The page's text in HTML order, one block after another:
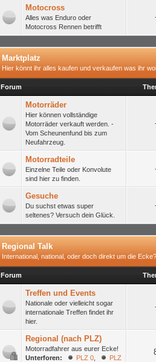
Motocross
Alles was Enduro oder
Motocross Rennen betrifft
Marktplatz
Hier könnt ihr alles kaufen und verkaufen was ihr
Forum
Motorräder
Hier können vollständige
Motorräder verkauft werden. -
Vom Scheunenfund bis zum
Neufahrzeug.
Motorradteile
Einzelne Teile oder Konvolute
sind hier zu finden.
Gesuche
Du suchst etwas super
seltenes? Versuch dein Glück.
Regional Talk
International, national, oder doch direkt um die
Forum
Treffen und Events
Nationale oder vielleicht sogar
internationale Treffen findet ihr
hier.
Regional (nach PLZ)
Motorradfahrer aus eurer Ecke!
Unterforen:
PLZ 0
PLZ